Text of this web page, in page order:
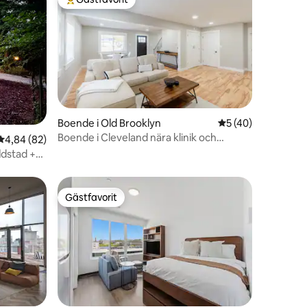
av 5 i genomsnittligt betyg, 82 omdömen
4,84 (82)
+
Populär gästfavorit
Boende i Old Brooklyn 5 av 5 i
5 (40)
Boende i Cleveland nära klinik och
Gästfavorit
Gästfavorit